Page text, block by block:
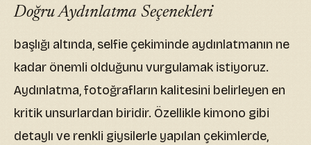
Doğru Aydınlatma Seçenekleri
başlığı altında, selfie çekiminde aydınlatmanın ne
kadar önemli olduğunu vurgulamak istiyoruz.
Aydınlatma, fotoğrafların kalitesini belirleyen en
kritik unsurlardan biridir. Özellikle kimono gibi
detaylı ve renkli giysilerle yapılan çekimlerde,